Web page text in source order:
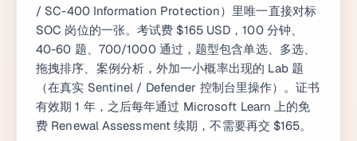
/ SC-400 Information Protection）里唯一直接对标
SOC 岗位的一张。考试费 $165 USD，100 分钟、
40-60 题、700/1000 通过，题型包含单选、多选、
拖拽排序、案例分析，外加一小概率出现的 Lab 题
（在真实 Sentinel / Defender 控制台里操作）。证书
有效期 1 年，之后每年通过 Microsoft Learn 上的免
费 Renewal Assessment 续期，不需要再交 $165。